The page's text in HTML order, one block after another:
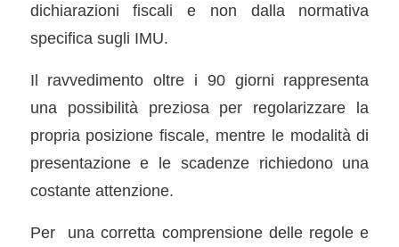
dichiarazioni fiscali e non dalla normativa
specifica sugli IMU.
Il ravvedimento oltre i 90 giorni rappresenta
una possibilità preziosa per regolarizzare la
propria posizione fiscale, mentre le modalità di
presentazione e le scadenze richiedono una
costante attenzione.
Per una corretta comprensione delle regole e